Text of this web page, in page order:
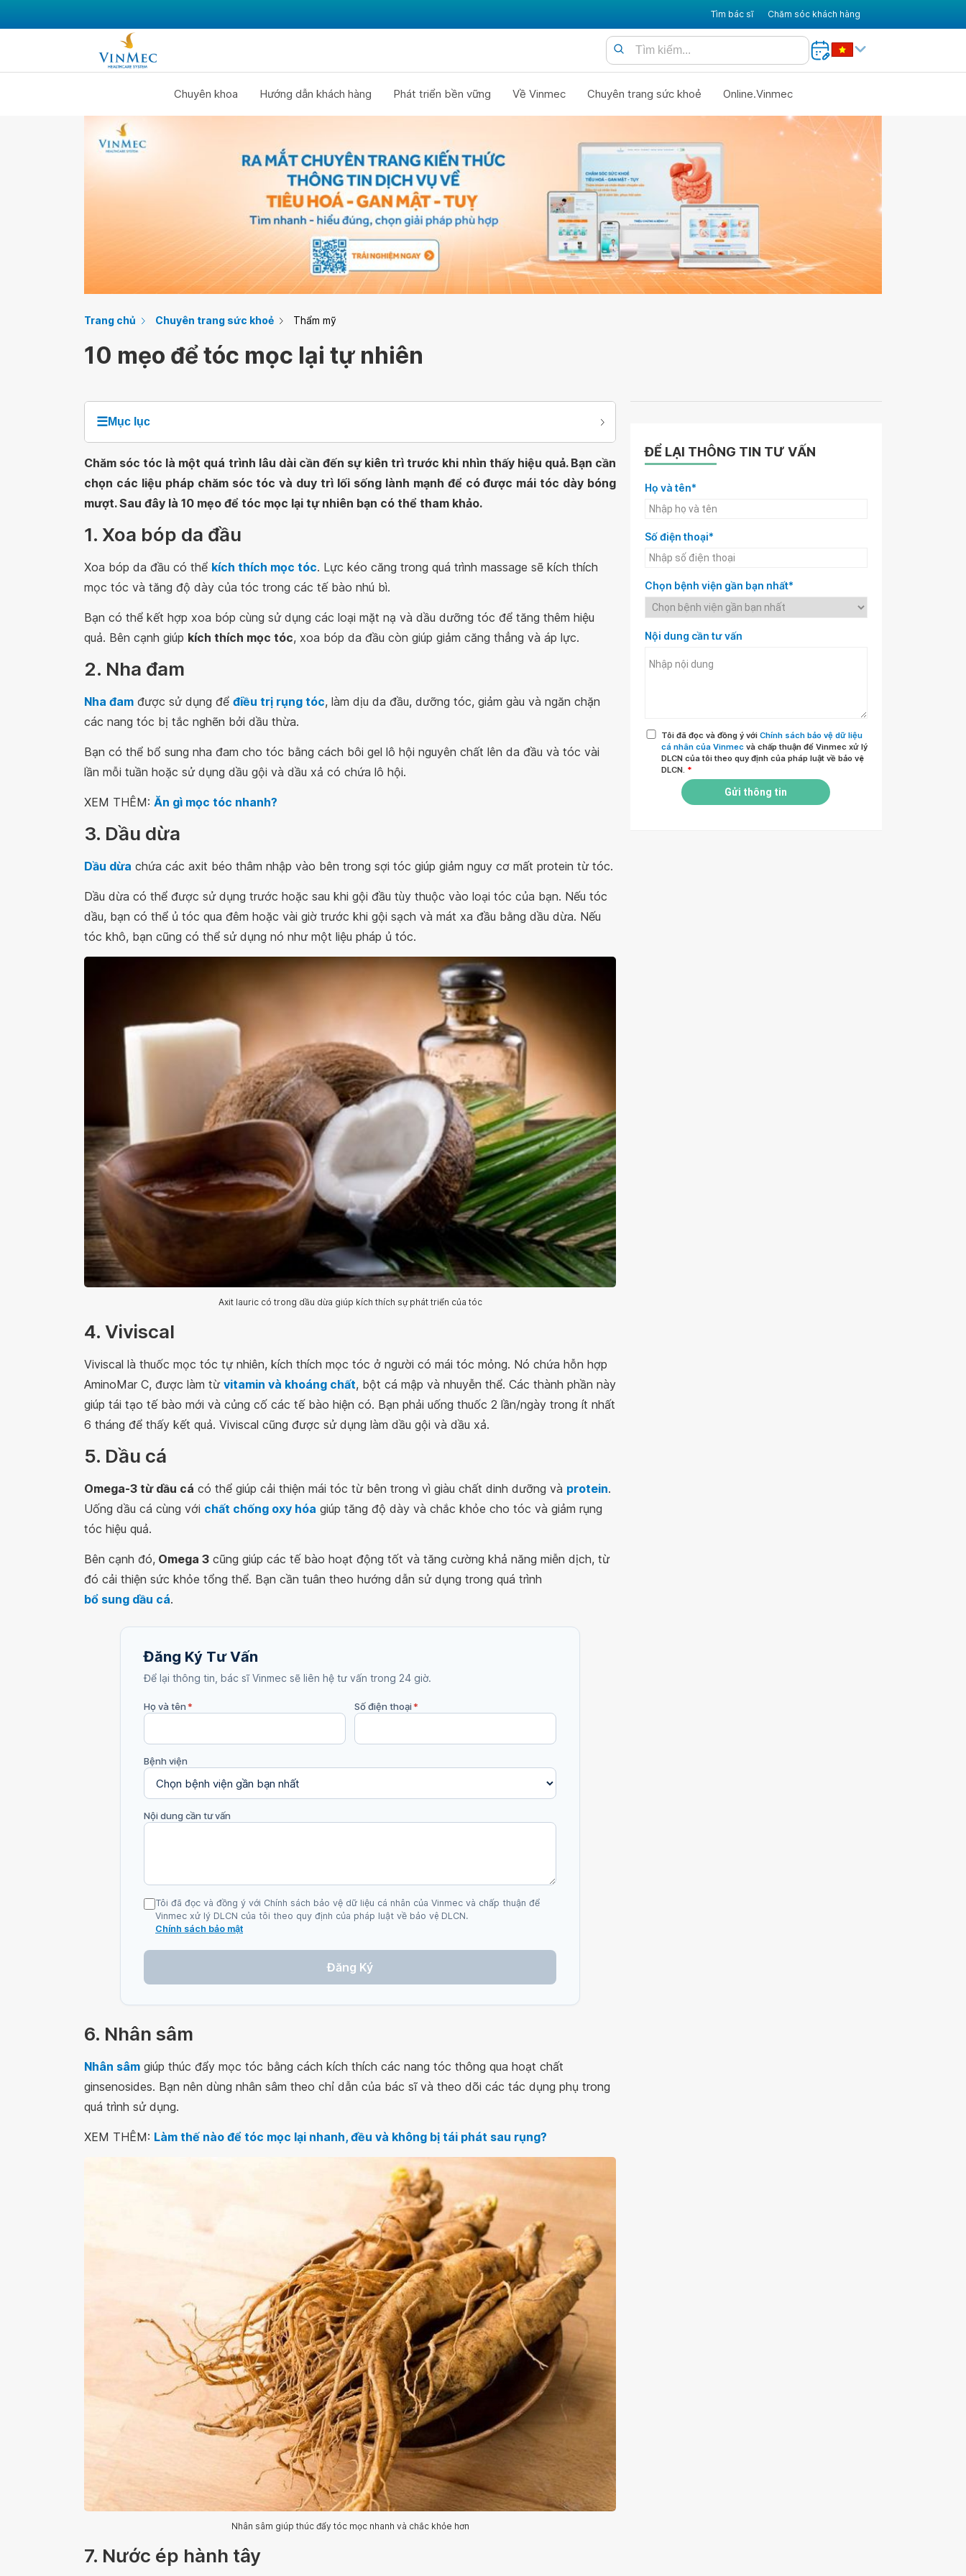
Tìm bác sĩ Chăm sóc khách hàng
Chuyên khoa Hướng dẫn khách hàng Phát triển bền vững Về Vinmec Chuyên trang sức khoẻ Online.Vinmec
Trang chủ Chuyên trang sức khoẻ Thẩm mỹ
10 mẹo để tóc mọc lại tự nhiên
☰Mục lục
Chăm sóc tóc là một quá trình lâu dài cần đến sự kiên trì trước khi nhìn thấy hiệu quả. Bạn cần
chọn các liệu pháp chăm sóc tóc và duy trì lối sống lành mạnh để có được mái tóc dày bóng
mượt. Sau đây là 10 mẹo để tóc mọc lại tự nhiên bạn có thể tham khảo.
1. Xoa bóp da đầu
Xoa bóp da đầu có thể kích thích mọc tóc. Lực kéo căng trong quá trình massage sẽ kích thích
mọc tóc và tăng độ dày của tóc trong các tế bào nhú bì.
Bạn có thể kết hợp xoa bóp cùng sử dụng các loại mặt nạ và dầu dưỡng tóc để tăng thêm hiệu
quả. Bên cạnh giúp kích thích mọc tóc, xoa bóp da đầu còn giúp giảm căng thẳng và áp lực.
2. Nha đam
Nha đam được sử dụng để điều trị rụng tóc, làm dịu da đầu, dưỡng tóc, giảm gàu và ngăn chặn
các nang tóc bị tắc nghẽn bởi dầu thừa.
Bạn có thể bổ sung nha đam cho tóc bằng cách bôi gel lô hội nguyên chất lên da đầu và tóc vài
lần mỗi tuần hoặc sử dụng dầu gội và dầu xả có chứa lô hội.
XEM THÊM: Ăn gì mọc tóc nhanh?
3. Dầu dừa
Dầu dừa chứa các axit béo thâm nhập vào bên trong sợi tóc giúp giảm nguy cơ mất protein từ tóc.
Dầu dừa có thể được sử dụng trước hoặc sau khi gội đầu tùy thuộc vào loại tóc của bạn. Nếu tóc
dầu, bạn có thể ủ tóc qua đêm hoặc vài giờ trước khi gội sạch và mát xa đầu bằng dầu dừa. Nếu
tóc khô, bạn cũng có thể sử dụng nó như một liệu pháp ủ tóc.
Axit lauric có trong dầu dừa giúp kích thích sự phát triển của tóc
4. Viviscal
Viviscal là thuốc mọc tóc tự nhiên, kích thích mọc tóc ở người có mái tóc mỏng. Nó chứa hỗn hợp
AminoMar C, được làm từ vitamin và khoáng chất, bột cá mập và nhuyễn thể. Các thành phần này
giúp tái tạo tế bào mới và củng cố các tế bào hiện có. Bạn phải uống thuốc 2 lần/ngày trong ít nhất
6 tháng để thấy kết quả. Viviscal cũng được sử dụng làm dầu gội và dầu xả.
5. Dầu cá
Omega-3 từ dầu cá có thể giúp cải thiện mái tóc từ bên trong vì giàu chất dinh dưỡng và protein.
Uống dầu cá cùng với chất chống oxy hóa giúp tăng độ dày và chắc khỏe cho tóc và giảm rụng
tóc hiệu quả.
Bên cạnh đó, Omega 3 cũng giúp các tế bào hoạt động tốt và tăng cường khả năng miễn dịch, từ
đó cải thiện sức khỏe tổng thể. Bạn cần tuân theo hướng dẫn sử dụng trong quá trình
bổ sung dầu cá.
Đăng Ký Tư Vấn
Để lại thông tin, bác sĩ Vinmec sẽ liên hệ tư vấn trong 24 giờ.
Họ và tên* Số điện thoại*
Bệnh viện
Nội dung cần tư vấn
Tôi đã đọc và đồng ý với Chính sách bảo vệ dữ liệu cá nhân của Vinmec và chấp thuận để
Vinmec xử lý DLCN của tôi theo quy định của pháp luật về bảo vệ DLCN.
Chính sách bảo mật
Đăng Ký
6. Nhân sâm
Nhân sâm giúp thúc đẩy mọc tóc bằng cách kích thích các nang tóc thông qua hoạt chất
ginsenosides. Bạn nên dùng nhân sâm theo chỉ dẫn của bác sĩ và theo dõi các tác dụng phụ trong
quá trình sử dụng.
XEM THÊM: Làm thế nào để tóc mọc lại nhanh, đều và không bị tái phát sau rụng?
Nhân sâm giúp thúc đẩy tóc mọc nhanh và chắc khỏe hơn
7. Nước ép hành tây
ĐỂ LẠI THÔNG TIN TƯ VẤN
Họ và tên*
Số điện thoại*
Chọn bệnh viện gần bạn nhất*
Nội dung cần tư vấn
Tôi đã đọc và đồng ý với Chính sách bảo vệ dữ liệu
cá nhân của Vinmec và chấp thuận để Vinmec xử lý
DLCN của tôi theo quy định của pháp luật về bảo vệ
DLCN. *
Gửi thông tin